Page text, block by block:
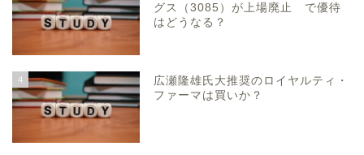
グス（3085）が上場廃止 で優待
はどうなる？
4
広瀬隆雄氏大推奨のロイヤルティ・
ファーマは買いか？